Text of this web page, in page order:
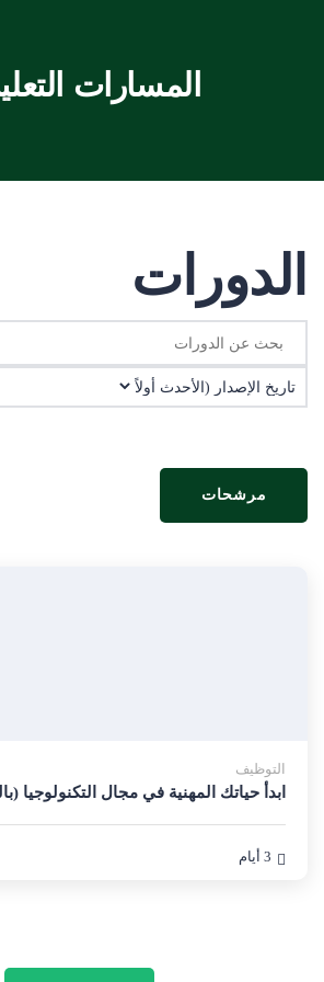
المسارات
الدورات
مرشحات
التوظيف
ابدأ حياتك المهنية في مجال التكنولوجيا
3 أيام